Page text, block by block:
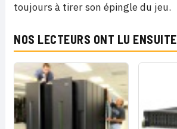
toujours à tirer son épingle du jeu.
NOS LECTEURS ONT LU ENSUITE